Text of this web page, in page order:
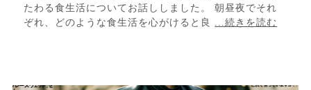
たわる食生活についてお話ししました。 朝昼夜でそれ
ぞれ、どのような食生活を心がけると良 ...続きを読む